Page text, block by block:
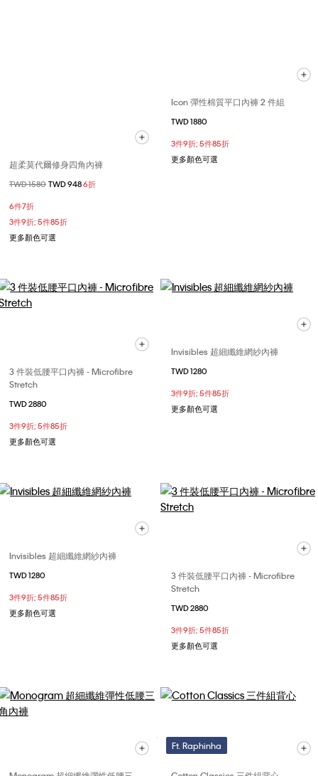
超柔莫代爾修身四角內褲
價格扣減從
TWD 1580 至
TWD 9486折
6件7折
3件9折; 5件85折
更多顏色可選
Icon 彈性棉質平口內褲 2 件組
TWD 1880
3件9折; 5件85折
更多顏色可選
3 件裝低腰平口內褲 - Microfibre
Stretch
TWD 2880
3件9折; 5件85折
更多顏色可選
Invisibles 超細纖維網紗內褲
TWD 1280
3件9折; 5件85折
更多顏色可選
Invisibles 超細纖維網紗內褲
TWD 1280
3件9折; 5件85折
更多顏色可選
3 件裝低腰平口內褲 - Microfibre
Stretch
TWD 2880
3件9折; 5件85折
更多顏色可選
Ft. Raphinha